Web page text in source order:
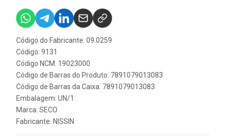
Código do Fabricante: 09.0259
Código: 9131
Código NCM: 19023000
Código de Barras do Produto: 7891079013083
Código de Barras da Caixa: 7891079013083
Embalagem: UN/1
Marca: SECO
Fabricante: NISSIN